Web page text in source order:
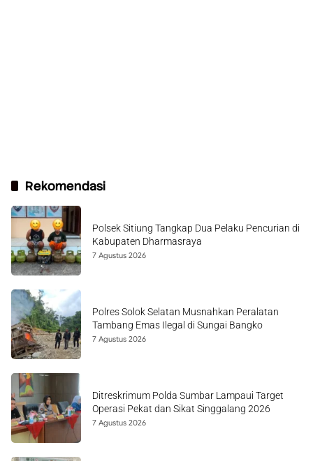
Rekomendasi
Polsek Sitiung Tangkap Dua Pelaku Pencurian di
Kabupaten Dharmasraya
7 Agustus 2026
Polres Solok Selatan Musnahkan Peralatan
Tambang Emas Ilegal di Sungai Bangko
7 Agustus 2026
Ditreskrimum Polda Sumbar Lampaui Target
Operasi Pekat dan Sikat Singgalang 2026
7 Agustus 2026